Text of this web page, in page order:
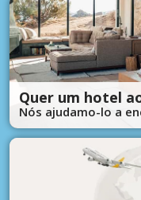
Quer um hotel
Nós ajudamo-lo a